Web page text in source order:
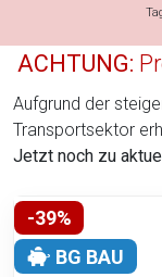
ACHTUNG:
Aufgrund der
Transportsektor
Jetzt noch zu
-39%
BG BAU